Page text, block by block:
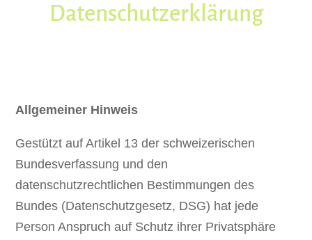
Datenschutzerklärung
Allgemeiner Hinweis
Gestützt auf Artikel 13 der schweizerischen
Bundesverfassung und den
datenschutzrechtlichen Bestimmungen des
Bundes (Datenschutzgesetz, DSG) hat jede
Person Anspruch auf Schutz ihrer Privatsphäre